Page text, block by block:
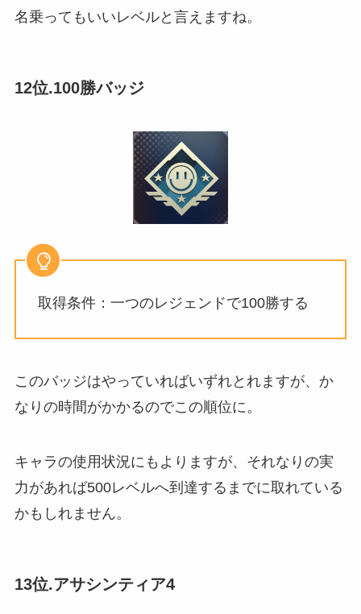
名乗ってもいいレベルと言えますね。
12位.100勝バッジ
取得条件：一つのレジェンドで100勝する
このバッジはやっていればいずれとれますが、か
なりの時間がかかるのでこの順位に。
キャラの使用状況にもよりますが、それなりの実
力があれば500レベルへ到達するまでに取れている
かもしれません。
13位.アサシンティア4